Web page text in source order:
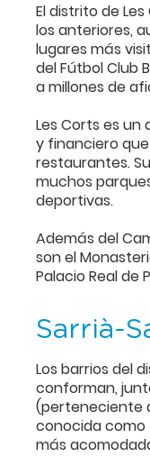
El distrito de
los anteriores,
lugares más
del Fútbol Club
a millones de
Les Corts es
y financiero
restaurantes.
muchos
deportivas.
Además del
son el
Palacio Real de
Sarrià-
Los barrios del
conforman,
(perteneciente
conocida como
más